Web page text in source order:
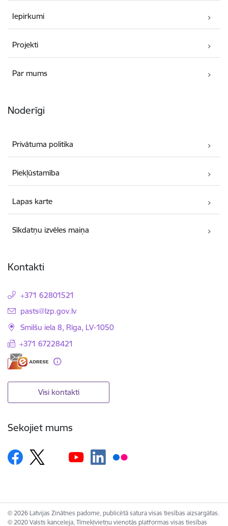
Iepirkumi
Projekti
Par mums
Noderīgi
Privātuma politika
Piekļūstamība
Lapas karte
Sīkdatņu izvēles maiņa
Kontakti
+371 62801521
E-pasts:
pasts@lzp.gov.lv
Smilšu iela 8, Rīga, LV-1050
+371 67228421
Visi kontakti
Sekojiet mums
© 2026 Latvijas Zinātnes padome, publicētā satura visas tiesības aizsargātas.
© 2020 Valsts kanceleja, Tīmekļvietņu vienotās platformas visas tiesības